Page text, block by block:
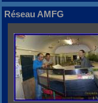
Réseau AMFG